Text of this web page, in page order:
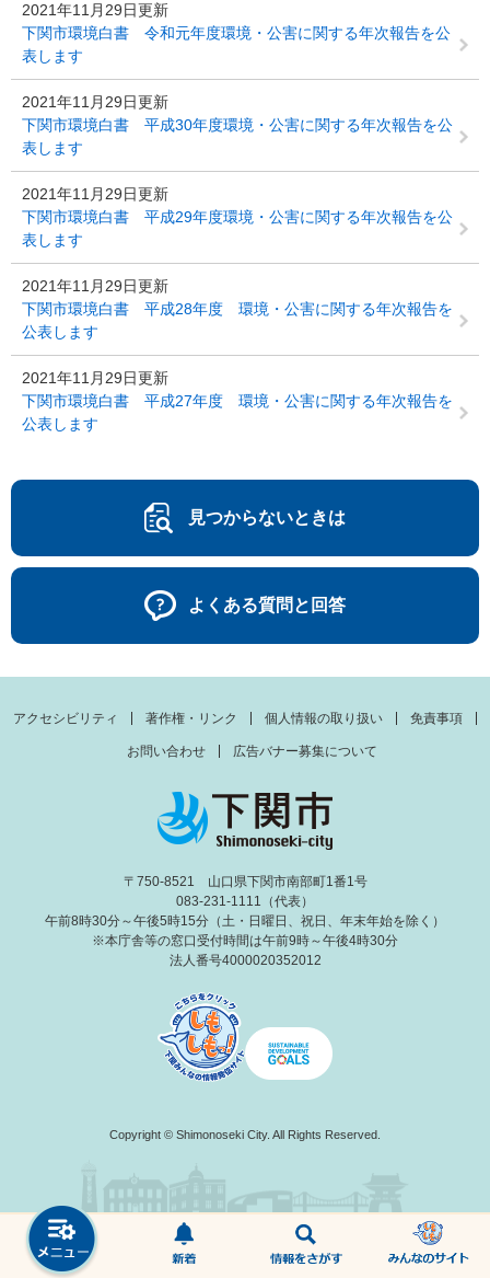
2021年11月29日更新
下関市環境白書 令和元年度環境・公害に関する年次報告を公
表します
2021年11月29日更新
下関市環境白書 平成30年度環境・公害に関する年次報告を公
表します
2021年11月29日更新
下関市環境白書 平成29年度環境・公害に関する年次報告を公
表します
2021年11月29日更新
下関市環境白書 平成28年度 環境・公害に関する年次報告を
公表します
2021年11月29日更新
下関市環境白書 平成27年度 環境・公害に関する年次報告を
公表します
見つからないときは
よくある質問と回答
アクセシビリティ 著作権・リンク 個人情報の取り扱い 免責事項
お問い合わせ 広告バナー募集について
〒750-8521 山口県下関市南部町1番1号
083-231-1111（代表）
午前8時30分～午後5時15分（土・日曜日、祝日、年末年始を除く）
※本庁舎等の窓口受付時間は午前9時～午後4時30分
法人番号4000020352012
Copyright © Shimonoseki City. All Rights Reserved.